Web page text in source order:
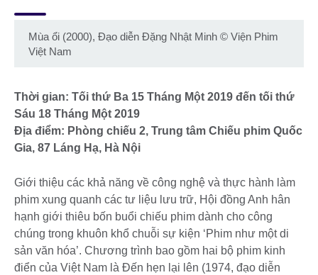
Mùa ổi (2000), Đạo diễn Đặng Nhật Minh © Viện Phim
Việt Nam
Thời gian: Tối thứ Ba 15 Tháng Một 2019 đến tối thứ
Sáu 18 Tháng Một 2019
Địa điểm: Phòng chiếu 2, Trung tâm Chiếu phim Quốc
Gia, 87 Láng Hạ, Hà Nội
Giới thiệu các khả năng về công nghệ và thực hành làm
phim xung quanh các tư liệu lưu trữ, Hội đồng Anh hân
hạnh giới thiêu bốn buổi chiếu phim dành cho công
chúng trong khuôn khổ chuỗi sự kiện ‘Phim như một di
sản văn hóa’. Chương trình bao gồm hai bộ phim kinh
điển của Việt Nam là Đến hẹn lại lên (1974, đạo diễn